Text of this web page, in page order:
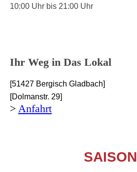
10:00 Uhr bis 21:00 Uhr
Ihr Weg in Das Lokal
[51427 Bergisch Gladbach]
[Dolmanstr. 29]
> Anfahrt
SAISON